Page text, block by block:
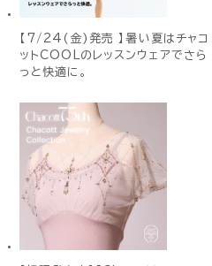
【7/24(金)発売 】暑い夏はチャコ
ットCOOLのレッスンウェアでさら
っと快適に。